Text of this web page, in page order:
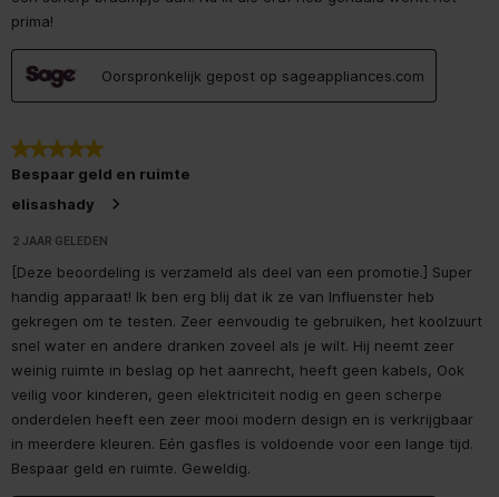
prima!
Oorspronkelijk gepost op sageappliances.com
5 van 5 sterren.
Bespaar geld en ruimte
elisashady
2 JAAR GELEDEN
[Deze beoordeling is verzameld als deel van een promotie.] Super
handig apparaat! Ik ben erg blij dat ik ze van Influenster heb
gekregen om te testen. Zeer eenvoudig te gebruiken, het koolzuurt
snel water en andere dranken zoveel als je wilt. Hij neemt zeer
weinig ruimte in beslag op het aanrecht, heeft geen kabels, Ook
veilig voor kinderen, geen elektriciteit nodig en geen scherpe
onderdelen heeft een zeer mooi modern design en is verkrijgbaar
in meerdere kleuren. Eén gasfles is voldoende voor een lange tijd.
Bespaar geld en ruimte. Geweldig.